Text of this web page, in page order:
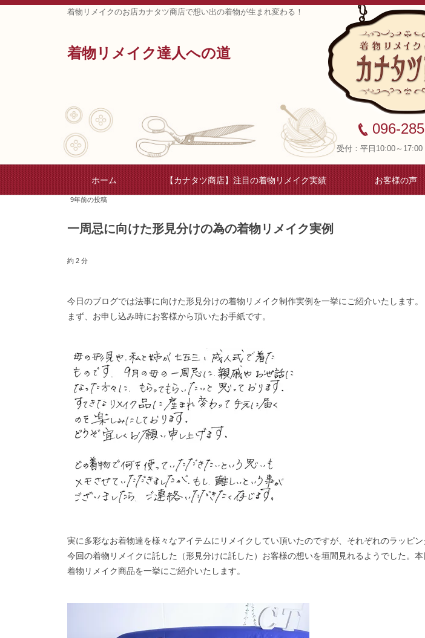
着物リメイクのお店カナタツ商店で想い出の着物が生まれ変わる！
着物リメイク達人への道
096-
受付：平日10:00～17:00
ホーム 【カナタツ商店】注目の着物リメイク実績 お客様の声
9年前の投稿
一周忌に向けた形見分けの為の着物リメイク実例
約 2 分
今日のブログでは法事に向けた形見分けの着物リメイク制作実例を一挙にご紹介いたします。
まず、お申し込み時にお客様から頂いたお手紙です。
実に多彩なお着物達を様々なアイテムにリメイクしてい頂いたのですが、それぞれのラッピ
今回の着物リメイクに託した（形見分けに託した）お客様の想いを垣間見れるようでした。
着物リメイク商品を一挙にご紹介いたします。